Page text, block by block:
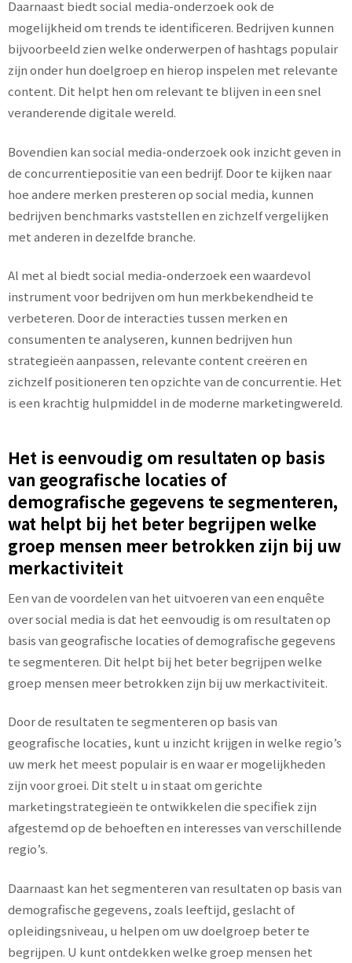
Daarnaast biedt social media-onderzoek ook de
mogelijkheid om trends te identificeren. Bedrijven kunnen
bijvoorbeeld zien welke onderwerpen of hashtags populair
zijn onder hun doelgroep en hierop inspelen met relevante
content. Dit helpt hen om relevant te blijven in een snel
veranderende digitale wereld.
Bovendien kan social media-onderzoek ook inzicht geven in
de concurrentiepositie van een bedrijf. Door te kijken naar
hoe andere merken presteren op social media, kunnen
bedrijven benchmarks vaststellen en zichzelf vergelijken
met anderen in dezelfde branche.
Al met al biedt social media-onderzoek een waardevol
instrument voor bedrijven om hun merkbekendheid te
verbeteren. Door de interacties tussen merken en
consumenten te analyseren, kunnen bedrijven hun
strategieën aanpassen, relevante content creëren en
zichzelf positioneren ten opzichte van de concurrentie. Het
is een krachtig hulpmiddel in de moderne marketingwereld.
Het is eenvoudig om resultaten op basis
van geografische locaties of
demografische gegevens te segmenteren,
wat helpt bij het beter begrijpen welke
groep mensen meer betrokken zijn bij uw
merkactiviteit
Een van de voordelen van het uitvoeren van een enquête
over social media is dat het eenvoudig is om resultaten op
basis van geografische locaties of demografische gegevens
te segmenteren. Dit helpt bij het beter begrijpen welke
groep mensen meer betrokken zijn bij uw merkactiviteit.
Door de resultaten te segmenteren op basis van
geografische locaties, kunt u inzicht krijgen in welke regio’s
uw merk het meest populair is en waar er mogelijkheden
zijn voor groei. Dit stelt u in staat om gerichte
marketingstrategieën te ontwikkelen die specifiek zijn
afgestemd op de behoeften en interesses van verschillende
regio’s.
Daarnaast kan het segmenteren van resultaten op basis van
demografische gegevens, zoals leeftijd, geslacht of
opleidingsniveau, u helpen om uw doelgroep beter te
begrijpen. U kunt ontdekken welke groep mensen het